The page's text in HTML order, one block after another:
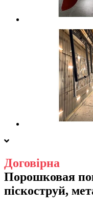
Договірна
Порошковая
піскоструй,